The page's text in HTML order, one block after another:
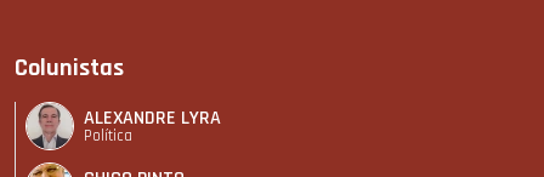
Colunistas
ALEXANDRE LYRA
Política